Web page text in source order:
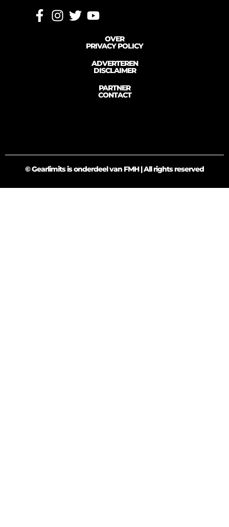
OVER
PRIVACY POLICY
ADVERTEREN
DISCLAIMER
PARTNER
CONTACT
© Gearlimits is onderdeel van FMH | All rights reserved